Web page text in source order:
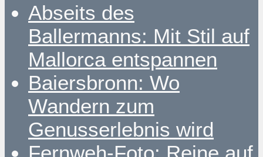
Abseits des
Ballermanns: Mit Stil auf
Mallorca entspannen
Baiersbronn: Wo
Wandern zum
Genusserlebnis wird
Fernweh-Foto: Reine auf